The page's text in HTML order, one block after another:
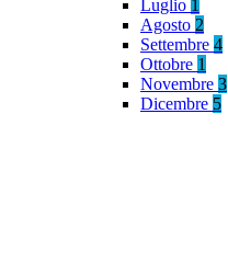
Luglio 1
Agosto 2
Settembre 4
Ottobre 1
Novembre 3
Dicembre 5